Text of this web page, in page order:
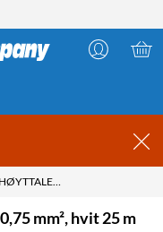
LUXORPARTS HØYTTALERKABEL OFC 0,75 MM², HVIT 25 M
mm², hvit 25 m